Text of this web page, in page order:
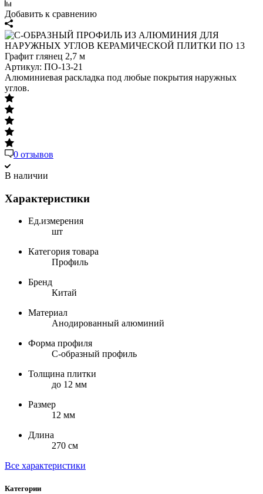
Добавить к сравнению
Артикул: ПО-13-21
Алюминиевая раскладка под любые покрытия наружных
углов.
0 отзывов
В наличии
Характеристики
Ед.измерения
шт
Категория товара
Профиль
Бренд
Китай
Материал
Анодированный алюминий
Форма профиля
С-образный профиль
Толщина плитки
до 12 мм
Размер
12 мм
Длина
270 см
Все характеристики
Категории